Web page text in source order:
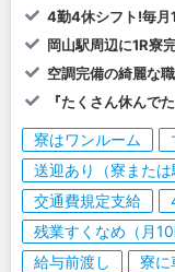
4勤4休シフト!毎月
岡山駅周辺に1R寮
空調完備の綺麗な
『たくさん休んで
寮はワンルーム
送迎あり（寮または
交通費規定支給
残業すくなめ（月10
給与前渡し
寮に